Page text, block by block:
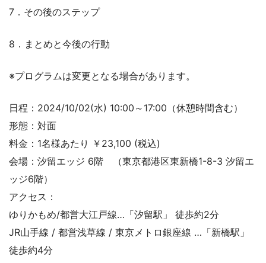
7．その後のステップ
8．まとめと今後の行動
※プログラムは変更となる場合があります。
日程：2024/10/02(水) 10:00～17:00（休憩時間含む）
形態：対面
料金：1名様あたり ￥23,100 (税込)
会場：汐留エッジ 6階 （東京都港区東新橋1-8-3 汐留エ
ッジ6階）
アクセス：
ゆりかもめ/都営大江戸線…「汐留駅」 徒歩約2分
JR山手線 / 都営浅草線 / 東京メトロ銀座線 …「新橋駅」
徒歩約4分